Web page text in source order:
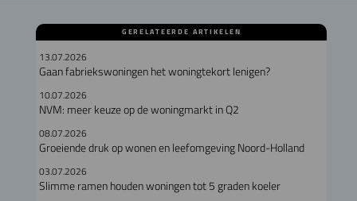
GERELATEERDE ARTIKELEN
13.07.2026
Gaan fabriekswoningen het woningtekort lenigen?
10.07.2026
NVM: meer keuze op de woningmarkt in Q2
08.07.2026
Groeiende druk op wonen en leefomgeving Noord-Holland
03.07.2026
Slimme ramen houden woningen tot 5 graden koeler